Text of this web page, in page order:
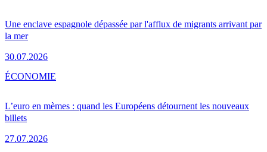
Une enclave espagnole dépassée par l'afflux de migrants arrivant par
la mer
30.07.2026
L’euro en mèmes : quand les Européens détournent les nouveaux
billets
27.07.2026
ÉCONOMIE